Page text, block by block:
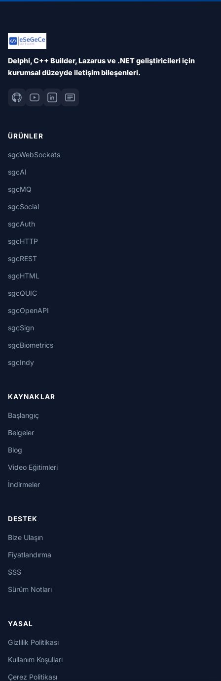
Delphi, C++ Builder, Lazarus ve .NET geliştiricileri için
kurumsal düzeyde iletişim bileşenleri.
ÜRÜNLER
sgcWebSockets
sgcAI
sgcMQ
sgcSocial
sgcAuth
sgcHTTP
sgcREST
sgcHTML
sgcQUIC
sgcOpenAPI
sgcSign
sgcBiometrics
sgcIndy
KAYNAKLAR
Başlangıç
Belgeler
Blog
Video Eğitimleri
İndirmeler
DESTEK
Bize Ulaşın
Fiyatlandırma
SSS
Sürüm Notları
YASAL
Gizlilik Politikası
Kullanım Koşulları
Çerez Politikası